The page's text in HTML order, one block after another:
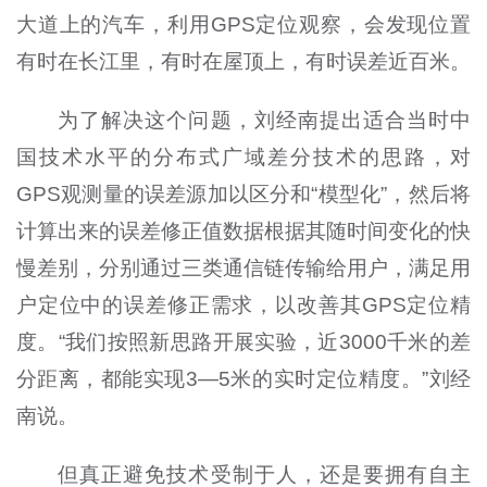
大道上的汽车，利用GPS定位观察，会发现位置
有时在长江里，有时在屋顶上，有时误差近百米。
为了解决这个问题，刘经南提出适合当时中
国技术水平的分布式广域差分技术的思路，对
GPS观测量的误差源加以区分和“模型化”，然后将
计算出来的误差修正值数据根据其随时间变化的快
慢差别，分别通过三类通信链传输给用户，满足用
户定位中的误差修正需求，以改善其GPS定位精
度。“我们按照新思路开展实验，近3000千米的差
分距离，都能实现3—5米的实时定位精度。”刘经
南说。
但真正避免技术受制于人，还是要拥有自主